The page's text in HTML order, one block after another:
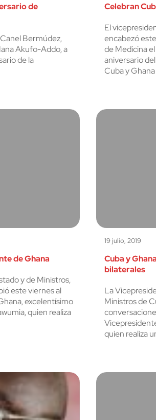
de
Bermúdez,
Akufo-Addo, a
de la
Celebran
El
encabezó
de Medicina
aniversario
Cuba y Ghana
de Ghana
y de Ministros,
este viernes al
excelentísimo
quien realiza
19 julio, 2019
Cuba y
bilaterales
La
Ministros de
quien realiza